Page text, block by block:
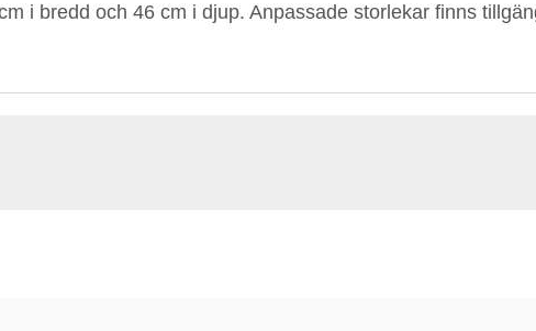
i bredd och 46 cm i djup. Anpassade storlekar finns